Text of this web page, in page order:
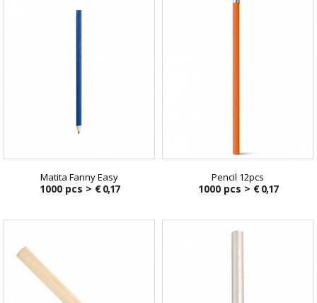
Matita Fanny Easy
1000 pcs > € 0,17
Pencil 12pcs
1000 pcs > € 0,17